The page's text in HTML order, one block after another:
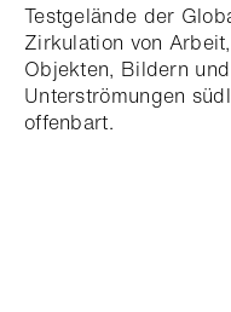
Testgelände der
Zirkulation von
Objekten, Bildern
Unterströmungen
offenbart.